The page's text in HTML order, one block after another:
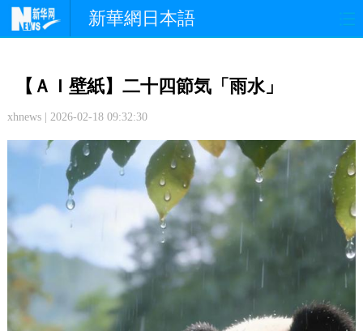
新華網日本語
中日交流 国 際 特 集
写 真
【ＡＩ壁紙】二十四節気「雨水」
xhnews | 2026-02-18 09:32:30